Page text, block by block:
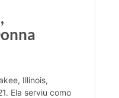
Illinois,
Ela serviu como